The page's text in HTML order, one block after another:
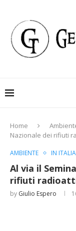
Home
Nazionale dei rifiuti
AMBIENTE IN
Al via il
rifiuti
by Giulio Espero